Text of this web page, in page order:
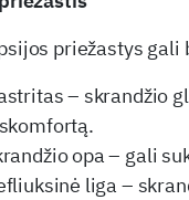
priežastys
– skrandžio
opa – gali
liga –